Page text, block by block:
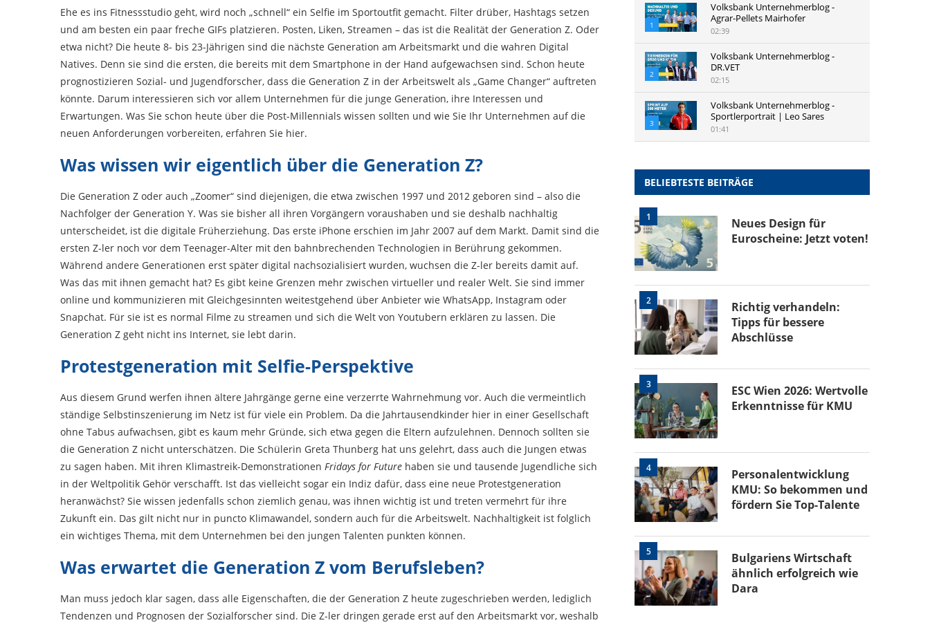
Ehe es ins Fitnessstudio geht, wird noch „schnell“ ein Selfie im Sportoutfit gemacht. Filter drüber, Hashtags setzen
und am besten ein paar freche GIFs platzieren. Posten, Liken, Streamen – das ist die Realität der Generation Z. Oder
etwa nicht? Die heute 8- bis 23-Jährigen sind die nächste Generation am Arbeitsmarkt und die wahren Digital
Natives. Denn sie sind die ersten, die bereits mit dem Smartphone in der Hand aufgewachsen sind. Schon heute
prognostizieren Sozial- und Jugendforscher, dass die Generation Z in der Arbeitswelt als „Game Changer“ auftreten
könnte. Darum interessieren sich vor allem Unternehmen für die junge Generation, ihre Interessen und
Erwartungen. Was Sie schon heute über die Post-Millennials wissen sollten und wie Sie Ihr Unternehmen auf die
neuen Anforderungen vorbereiten, erfahren Sie hier.
Was wissen wir eigentlich über die Generation Z?
Die Generation Z oder auch „Zoomer“ sind diejenigen, die etwa zwischen 1997 und 2012 geboren sind – also die
Nachfolger der Generation Y. Was sie bisher all ihren Vorgängern voraushaben und sie deshalb nachhaltig
unterscheidet, ist die digitale Früherziehung. Das erste iPhone erschien im Jahr 2007 auf dem Markt. Damit sind die
ersten Z-ler noch vor dem Teenager-Alter mit den bahnbrechenden Technologien in Berührung gekommen.
Während andere Generationen erst später digital nachsozialisiert wurden, wuchsen die Z-ler bereits damit auf.
Was das mit ihnen gemacht hat? Es gibt keine Grenzen mehr zwischen virtueller und realer Welt. Sie sind immer
online und kommunizieren mit Gleichgesinnten weitestgehend über Anbieter wie WhatsApp, Instagram oder
Snapchat. Für sie ist es normal Filme zu streamen und sich die Welt von Youtubern erklären zu lassen. Die
Generation Z geht nicht ins Internet, sie lebt darin.
Protestgeneration mit Selfie-Perspektive
Aus diesem Grund werfen ihnen ältere Jahrgänge gerne eine verzerrte Wahrnehmung vor. Auch die vermeintlich
ständige Selbstinszenierung im Netz ist für viele ein Problem. Da die Jahrtausendkinder hier in einer Gesellschaft
ohne Tabus aufwachsen, gibt es kaum mehr Gründe, sich etwa gegen die Eltern aufzulehnen. Dennoch sollten sie
die Generation Z nicht unterschätzen. Die Schülerin Greta Thunberg hat uns gelehrt, dass auch die Jungen etwas
zu sagen haben. Mit ihren Klimastreik-Demonstrationen Fridays for Future haben sie und tausende Jugendliche sich
in der Weltpolitik Gehör verschafft. Ist das vielleicht sogar ein Indiz dafür, dass eine neue Protestgeneration
heranwächst? Sie wissen jedenfalls schon ziemlich genau, was ihnen wichtig ist und treten vermehrt für ihre
Zukunft ein. Das gilt nicht nur in puncto Klimawandel, sondern auch für die Arbeitswelt. Nachhaltigkeit ist folglich
ein wichtiges Thema, mit dem Unternehmen bei den jungen Talenten punkten können.
Was erwartet die Generation Z vom Berufsleben?
Man muss jedoch klar sagen, dass alle Eigenschaften, die der Generation Z heute zugeschrieben werden, lediglich
Tendenzen und Prognosen der Sozialforscher sind. Die Z-ler dringen gerade erst auf den Arbeitsmarkt vor, weshalb
1
Volksbank Unternehmerblog -
Agrar-Pellets Mairhofer
02:39
2
Volksbank Unternehmerblog -
DR.VET
02:15
3
Volksbank Unternehmerblog -
Sportlerportrait | Leo Sares
01:41
BELIEBTESTE BEITRÄGE
1
Neues Design für
Euroscheine: Jetzt voten!
2
Richtig verhandeln:
Tipps für bessere
Abschlüsse
3
ESC Wien 2026: Wertvolle
Erkenntnisse für KMU
4
Personalentwicklung
KMU: So bekommen und
fördern Sie Top-Talente
5
Bulgariens Wirtschaft
ähnlich erfolgreich wie
Dara